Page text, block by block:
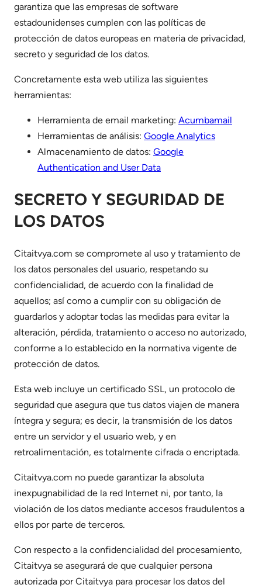
garantiza que las empresas de software
estadounidenses cumplen con las políticas de
protección de datos europeas en materia de privacidad,
secreto y seguridad de los datos.
Concretamente esta web utiliza las siguientes
herramientas:
Herramienta de email marketing: Acumbamail
Herramientas de análisis: Google Analytics
Almacenamiento de datos: Google
Authentication and User Data
SECRETO Y SEGURIDAD DE
LOS DATOS
Citaitvya.com se compromete al uso y tratamiento de
los datos personales del usuario, respetando su
confidencialidad, de acuerdo con la finalidad de
aquellos; así como a cumplir con su obligación de
guardarlos y adoptar todas las medidas para evitar la
alteración, pérdida, tratamiento o acceso no autorizado,
conforme a lo establecido en la normativa vigente de
protección de datos.
Esta web incluye un certificado SSL, un protocolo de
seguridad que asegura que tus datos viajen de manera
íntegra y segura; es decir, la transmisión de los datos
entre un servidor y el usuario web, y en
retroalimentación, es totalmente cifrada o encriptada.
Citaitvya.com no puede garantizar la absoluta
inexpugnabilidad de la red Internet ni, por tanto, la
violación de los datos mediante accesos fraudulentos a
ellos por parte de terceros.
Con respecto a la confidencialidad del procesamiento,
Citaitvya se asegurará de que cualquier persona
autorizada por Citaitvya para procesar los datos del